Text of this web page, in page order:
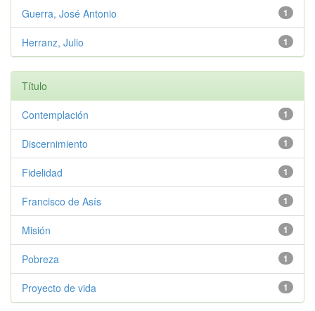
1
Guerra, José Antonio
1
Herranz, Julio
Título
1
Contemplación
1
Discernimiento
1
Fidelidad
1
Francisco de Asís
1
Misión
1
Pobreza
1
Proyecto de vida